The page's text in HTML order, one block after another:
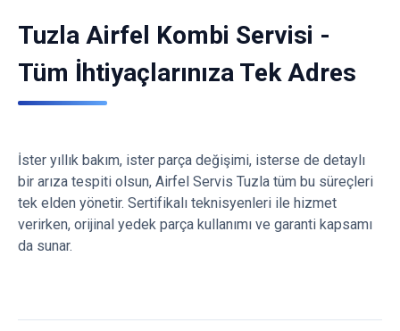
Tuzla Airfel Kombi Servisi -
Tüm İhtiyaçlarınıza Tek Adres
İster yıllık bakım, ister parça değişimi, isterse de detaylı
bir arıza tespiti olsun, Airfel Servis Tuzla tüm bu süreçleri
tek elden yönetir. Sertifikalı teknisyenleri ile hizmet
verirken, orijinal yedek parça kullanımı ve garanti kapsamı
da sunar.